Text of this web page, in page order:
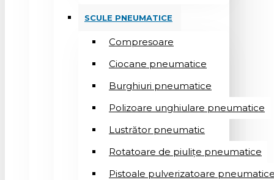
SCULE PNEUMATICE
Compresoare
Ciocane pneumatice
Burghiuri pneumatice
Polizoare unghiulare pneumatice
Lustrător pneumatic
Rotatoare de piulițe pneumatice
Pistoale pulverizatoare